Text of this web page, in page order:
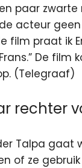
paar zwarte
acteur
film praat ik
De
(Telegraaf)
rechter
Talpa gaat
of ze